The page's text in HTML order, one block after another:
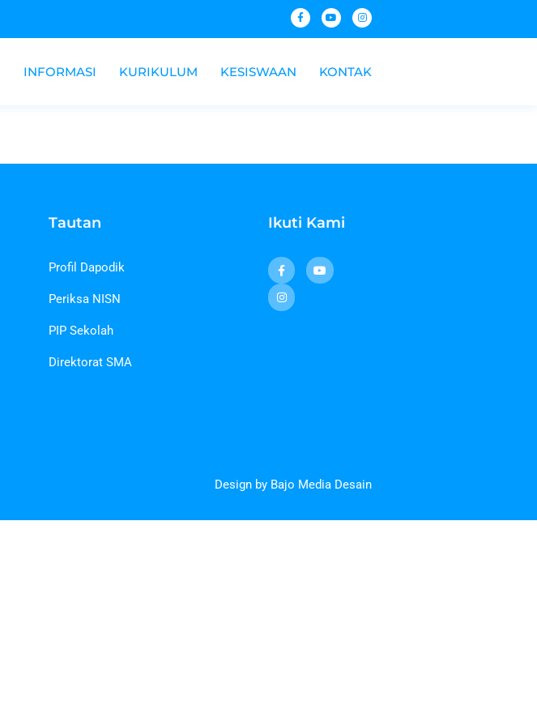
INFORMASI KURIKULUM KESISWAAN KONTAK
Tautan
Profil Dapodik
Periksa NISN
PIP Sekolah
Direktorat SMA
Ikuti Kami
Design by Bajo Media Desain